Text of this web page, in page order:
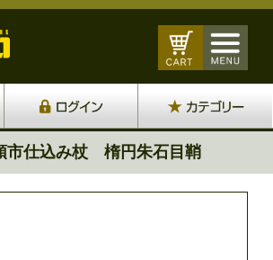
市仕込み杖 楕円朱石目鞘